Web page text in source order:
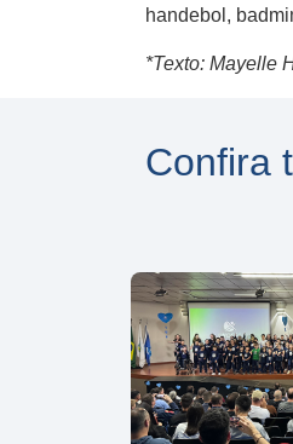
handebol,
*Texto: Mayelle
Confira